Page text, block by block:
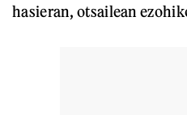
hasieran, otsailean